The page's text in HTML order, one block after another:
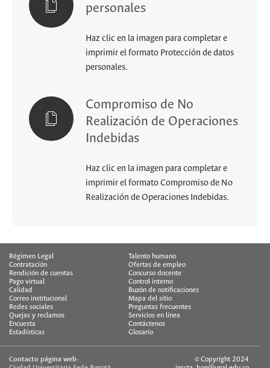
personales
Haz clic en la imagen para completar e
imprimir el formato Protección de datos
personales.
Compromiso de No
Realización de Operaciones
Indebidas
Haz clic en la imagen para completar e
imprimir el formato Compromiso de No
Realización de Operaciones Indebidas.
Régimen Legal
Talento humano
Contratación
Ofertas de empleo
Rendición de cuentas
Concurso docente
Pago virtual
Control interno
Calidad
Buzón de notificaciones
Correo institucional
Mapa del sitio
Redes sociales
Preguntas frecuentes
Quejas y reclamos
Servicios en línea
Encuesta
Contáctenos
Estadísticas
Glosario
Contacto página web:
© Copyright 2024